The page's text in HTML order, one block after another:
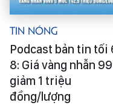
Tin Nóng
Podcast bản tin tối
8: Giá vàng nhẫn
giảm 1 triệu
đồng/lượng